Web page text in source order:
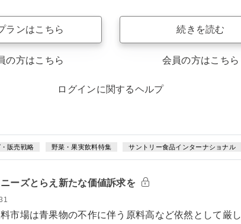
ランはこちら
の方はこちら
続きを読む
会員の方はこちら
ログインに関するヘルプ
販売戦略 野菜・果実飲料特集 サントリー食品インターナショナル
ーズとらえ新たな価値訴求を
市場は青果物の不作に伴う原料高など依然として厳し